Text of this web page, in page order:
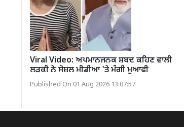
Viral Video: ਅਪਮਾਨਜਨਕ ਸ਼ਬਦ ਕਹਿਣ ਵਾਲੀ
ਲੜਕੀ ਨੇ ਸੋਸ਼ਲ ਮੀਡੀਆ 'ਤੇ ਮੰਗੀ ਮੁਆਫੀ
Published On 01 Aug 2026 13:07:57